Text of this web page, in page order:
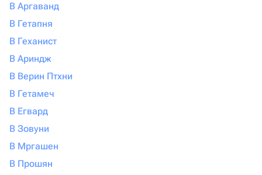
В Аргаванд
В Гетапня
В Геханист
В Ариндж
В Верин Птхни
В Гетамеч
В Егвард
В Зовуни
В Мргашен
В Прошян